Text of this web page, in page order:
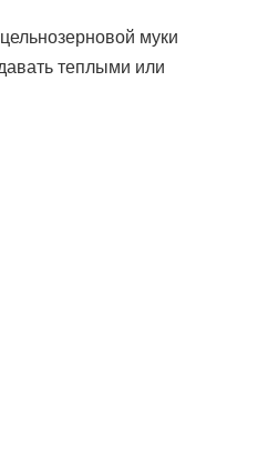
муки
теплыми или